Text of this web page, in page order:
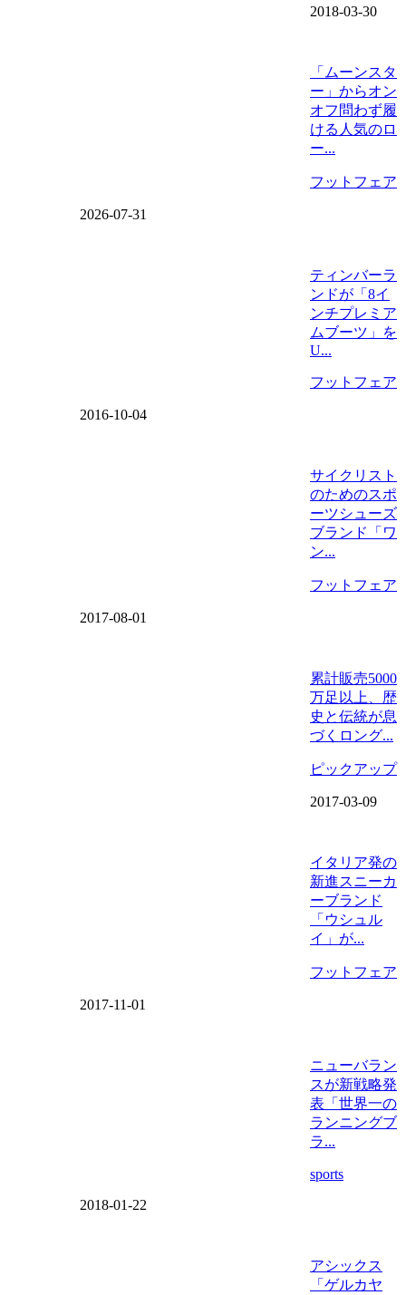
2018-03-30
「ムーンスタ
ー」からオン
オフ問わず履
ける人気のロ
ー...
フットフェア
2026-07-31
ティンバーラ
ンドが「8イ
ンチプレミア
ムブーツ」を
U...
フットフェア
2016-10-04
サイクリスト
のためのスポ
ーツシューズ
ブランド「ワ
ン...
フットフェア
2017-08-01
累計販売5000
万足以上、歴
史と伝統が息
づくロング...
ピックアップ
2017-03-09
イタリア発の
新進スニーカ
ーブランド
「ウシュル
イ」が...
フットフェア
2017-11-01
ニューバラン
スが新戦略発
表「世界一の
ランニングブ
ラ...
sports
2018-01-22
アシックス
「ゲルカヤ